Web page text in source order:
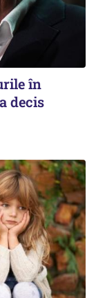
în
decis